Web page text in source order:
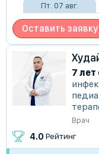
Пт. 07 авг.
Оставить заявку
7
Врач
4.0 Рейтинг